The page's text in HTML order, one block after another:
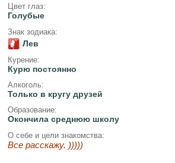
Цвет глаз:
Голубые
Знак зодиака:
Лев
Курение:
Курю постоянно
Алкоголь:
Только в кругу друзей
Образование:
Окончила среднюю школу
О себе и цели знакомства:
Все расскажу. )))))